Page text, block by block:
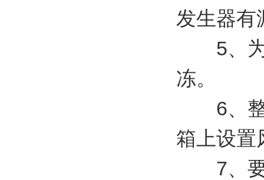
发生器有
5、为
冻。
6、整
箱上设置
7、要